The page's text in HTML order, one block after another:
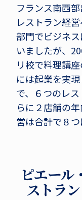
フランス南西
レストラン経
部門でビジネ
いましたが、
リ校で料理講
には起業を実
で、６つのレ
らに２店舗の
営は合計で８つ
ピエール
ストラ